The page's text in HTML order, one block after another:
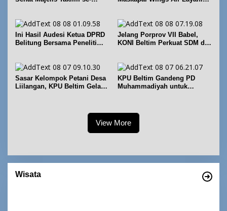
Ini Hasil Audesi Ketua DPRD
Belitung Bersama Peneliti
Jelang Porprov VII Babel,
KONI Beltim Perkuat SDM di
Sasar Kelompok Petani Desa
Liilangan, KPU Beltim Gelar
KPU Beltim Gandeng PD
Muhammadiyah untuk
View More
Wisata
Provinsi Babel Terima Sertifikat dan